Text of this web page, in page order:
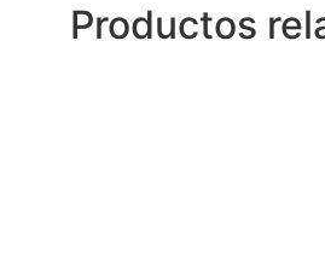
Productos